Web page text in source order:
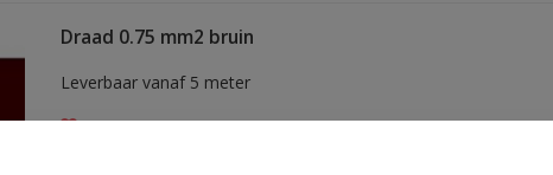
Draad 0.75 mm2 bruin
Leverbaar vanaf 5 meter
Aan verlanglijst toevoegen